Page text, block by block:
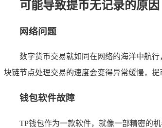
可能导致提币无记录的原因
网络问题
数字货币交易就如同在网络的海洋中航
块链节点处理交易的速度会变得异常缓慢，
钱包软件故障
TP钱包作为一款软件，就像一部精密的